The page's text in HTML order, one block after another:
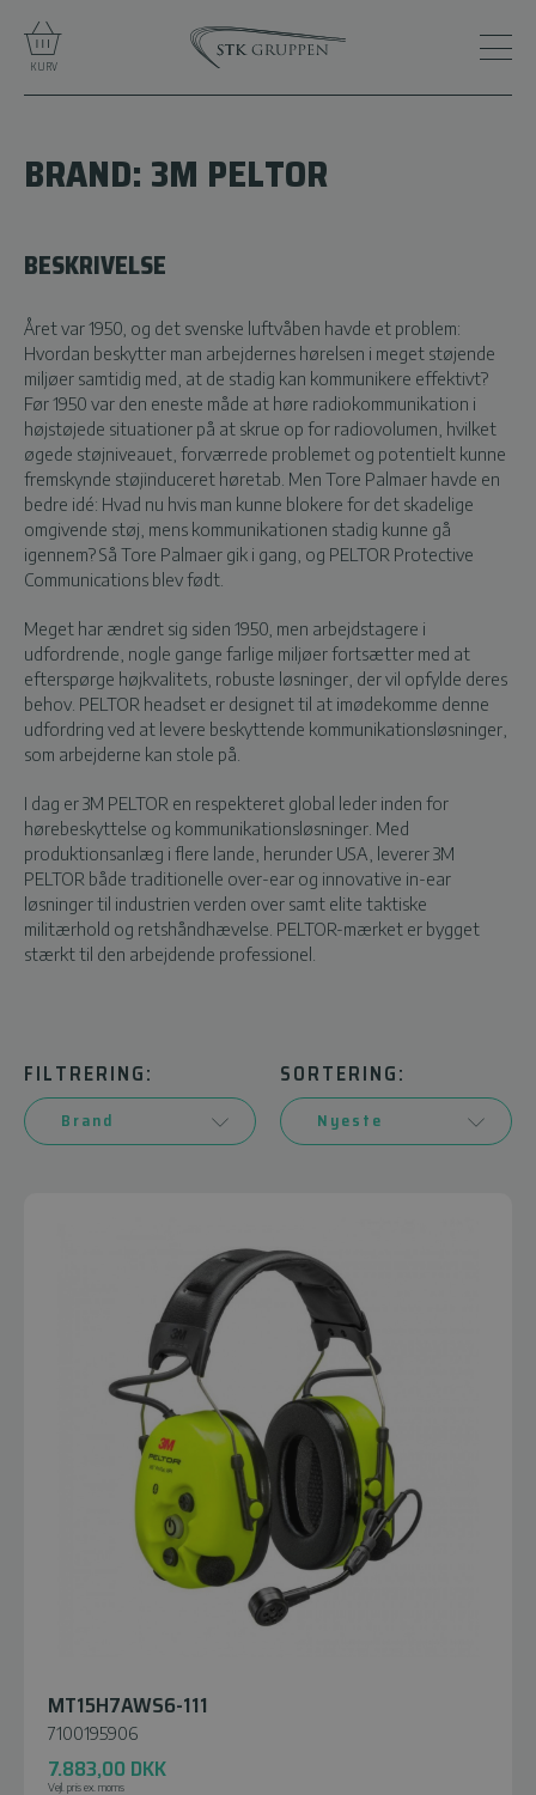
KURV
BRAND: 3M PELTOR
BESKRIVELSE
Året var 1950, og det svenske luftvåben havde et problem:
Hvordan beskytter man arbejdernes hørelsen i meget støjende
miljøer samtidig med, at de stadig kan kommunikere effektivt?
Før 1950 var den eneste måde at høre radiokommunikation i
højstøjede situationer på at skrue op for radiovolumen, hvilket
øgede støjniveauet, forværrede problemet og potentielt kunne
fremskynde støjinduceret høretab. Men Tore Palmaer havde en
bedre idé: Hvad nu hvis man kunne blokere for det skadelige
omgivende støj, mens kommunikationen stadig kunne gå
igennem? Så Tore Palmaer gik i gang, og PELTOR Protective
Communications blev født.
Meget har ændret sig siden 1950, men arbejdstagere i
udfordrende, nogle gange farlige miljøer fortsætter med at
efterspørge højkvalitets, robuste løsninger, der vil opfylde deres
behov. PELTOR headset er designet til at imødekomme denne
udfordring ved at levere beskyttende kommunikationsløsninger,
som arbejderne kan stole på.
I dag er 3M PELTOR en respekteret global leder inden for
hørebeskyttelse og kommunikationsløsninger. Med
produktionsanlæg i flere lande, herunder USA, leverer 3M
PELTOR både traditionelle over-ear og innovative in-ear
løsninger til industrien verden over samt elite taktiske
militærhold og retshåndhævelse. PELTOR-mærket er bygget
stærkt til den arbejdende professionel.
FILTRERING: SORTERING:
MT15H7AWS6-111
7100195906
7.883,00 DKK
Vejl. pris ex. moms